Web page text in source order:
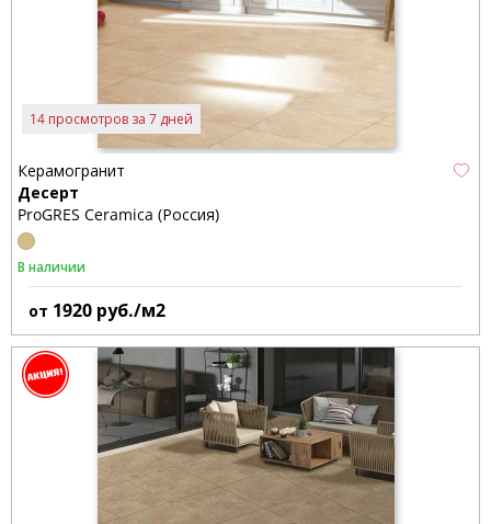
14 просмотров за 7 дней
Керамогранит
Десерт
ProGRES Ceramica (Россия)
В наличии
от 1920 руб./м2